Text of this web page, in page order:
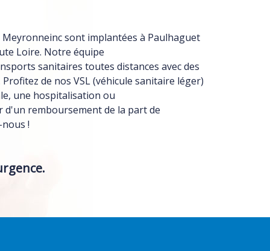
sont implantées à Paulhaguet
Loire. Notre équipe
sanitaires toutes distances avec des
de nos VSL (véhicule sanitaire léger)
une hospitalisation ou
remboursement de la part de
!